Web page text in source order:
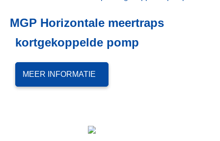
MGP Horizontale meertraps
kortgekoppelde pomp
MEER INFORMATIE